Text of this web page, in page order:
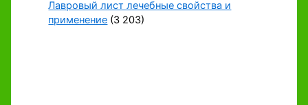
Лавровый лист лечебные свойства и
применение (3 203)